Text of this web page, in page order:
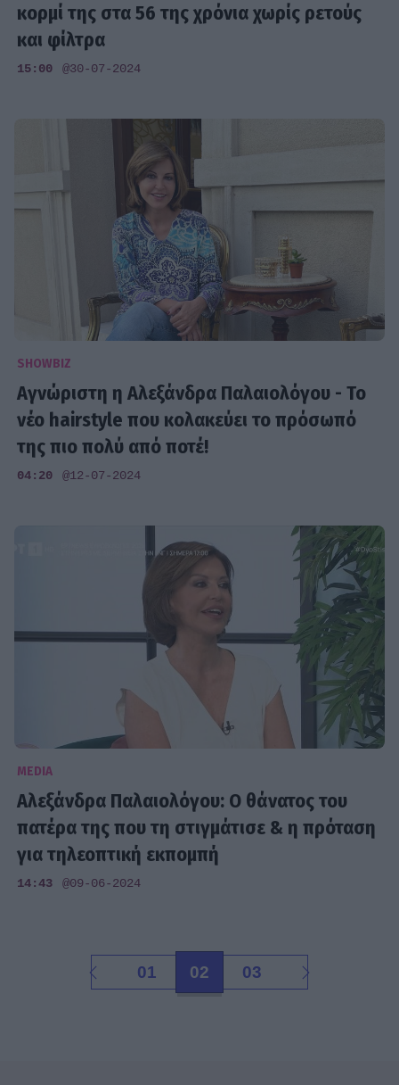
κορμί της στα 56 της χρόνια χωρίς ρετούς
και φίλτρα
15:00 @30-07-2024
SHOWBIZ
Αγνώριστη η Αλεξάνδρα Παλαιολόγου - Το
νέο hairstyle που κολακεύει το πρόσωπό
της πιο πολύ από ποτέ!
04:20 @12-07-2024
MEDIA
Αλεξάνδρα Παλαιολόγου: Ο θάνατος του
πατέρα της που τη στιγμάτισε & η πρόταση
για τηλεοπτική εκπομπή
14:43 @09-06-2024
01 02 03